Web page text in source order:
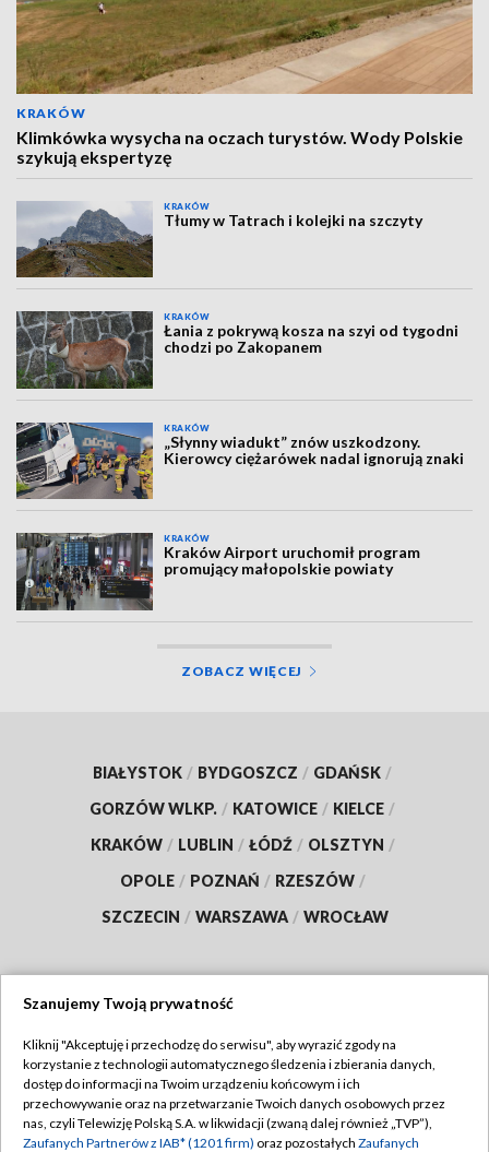
KRAKÓW
Klimkówka wysycha na oczach turystów. Wody Polskie
szykują ekspertyzę
KRAKÓW
Tłumy w Tatrach i kolejki na szczyty
KRAKÓW
Łania z pokrywą kosza na szyi od tygodni
chodzi po Zakopanem
KRAKÓW
„Słynny wiadukt” znów uszkodzony.
Kierowcy ciężarówek nadal ignorują znaki
KRAKÓW
Kraków Airport uruchomił program
promujący małopolskie powiaty
ZOBACZ WIĘCEJ
BIAŁYSTOK / BYDGOSZCZ / GDAŃSK /
GORZÓW WLKP. / KATOWICE / KIELCE /
KRAKÓW / LUBLIN / ŁÓDŹ / OLSZTYN /
OPOLE / POZNAŃ / RZESZÓW /
SZCZECIN / WARSZAWA / WROCŁAW
TVP
Abonament TVP
Emisja w TVP
Regulamin TVP
Polityka prywatności
Szanujemy Twoją prywatność
Kliknij "Akceptuję i przechodzę do serwisu", aby wyrazić zgody na
korzystanie z technologii automatycznego śledzenia i zbierania danych,
dostęp do informacji na Twoim urządzeniu końcowym i ich
przechowywanie oraz na przetwarzanie Twoich danych osobowych przez
nas, czyli Telewizję Polską S.A. w likwidacji (zwaną dalej również „TVP”),
Zaufanych Partnerów z IAB* (1201 firm) oraz pozostałych Zaufanych